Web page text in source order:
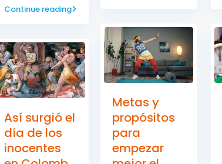
Continue reading
Así surgió el
día de los
inocentes
Metas y
propósitos
para
empezar